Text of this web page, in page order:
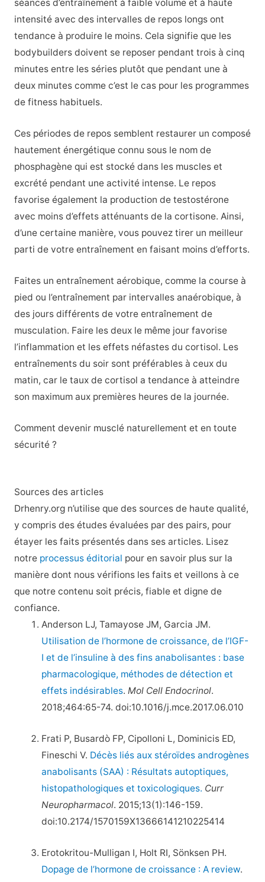
séances d’entraînement à faible volume et à haute
intensité avec des intervalles de repos longs ont
tendance à produire le moins. Cela signifie que les
bodybuilders doivent se reposer pendant trois à cinq
minutes entre les séries plutôt que pendant une à
deux minutes comme c’est le cas pour les programmes
de fitness habituels.
Ces périodes de repos semblent restaurer un composé
hautement énergétique connu sous le nom de
phosphagène qui est stocké dans les muscles et
excrété pendant une activité intense. Le repos
favorise également la production de testostérone
avec moins d’effets atténuants de la cortisone. Ainsi,
d’une certaine manière, vous pouvez tirer un meilleur
parti de votre entraînement en faisant moins d’efforts.
Faites un entraînement aérobique, comme la course à
pied ou l’entraînement par intervalles anaérobique, à
des jours différents de votre entraînement de
musculation. Faire les deux le même jour favorise
l’inflammation et les effets néfastes du cortisol. Les
entraînements du soir sont préférables à ceux du
matin, car le taux de cortisol a tendance à atteindre
son maximum aux premières heures de la journée.
Comment devenir musclé naturellement et en toute
sécurité ?
Sources des articles
Drhenry.org n’utilise que des sources de haute qualité,
y compris des études évaluées par des pairs, pour
étayer les faits présentés dans ses articles. Lisez
notre processus éditorial pour en savoir plus sur la
manière dont nous vérifions les faits et veillons à ce
que notre contenu soit précis, fiable et digne de
confiance.
Anderson LJ, Tamayose JM, Garcia JM.
Utilisation de l’hormone de croissance, de l’IGF-
I et de l’insuline à des fins anabolisantes : base
pharmacologique, méthodes de détection et
effets indésirables.Mol Cell Endocrinol.
2018;464:65-74. doi:10.1016/j.mce.2017.06.010
Frati P, Busardò FP, Cipolloni L, Dominicis ED,
Fineschi V. Décès liés aux stéroïdes androgènes
anabolisants (SAA) : Résultats autoptiques,
histopathologiques et toxicologiques. Curr
Neuropharmacol. 2015;13(1):146-159.
doi:10.2174/1570159X13666141210225414
Erotokritou-Mulligan I, Holt RI, Sönksen PH.
Dopage de l’hormone de croissance : A review.